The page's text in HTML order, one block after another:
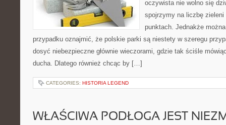
oczywista nie wolno się
spojrzymy na liczbę
punktach. Jednakże
przypadku oznajmić, że polskie parki są niestety w szeregu
dosyć niebezpieczne głównie wieczorami, gdzie tak ściśle
ducha. Dlatego również chcąc by […]
CATEGORIES: HISTORIA LEGEND
WŁAŚCIWA PODŁOGA JEST